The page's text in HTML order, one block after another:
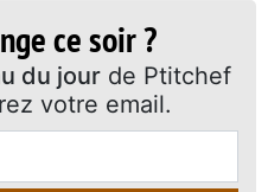
ce soir ?
du jour de Ptitchef
votre email.